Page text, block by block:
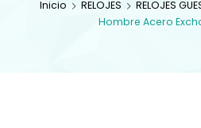
Inicio RELOJES RELOJES
Hombre Acero